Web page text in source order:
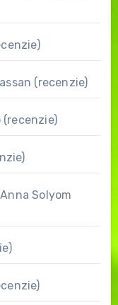
(recenzie)
Solyom